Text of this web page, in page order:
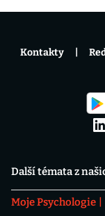
Další témata z
Moje Psychologie
Kontakty